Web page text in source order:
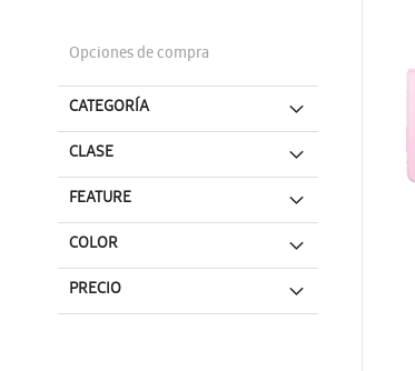
Opciones de compra
CATEGORÍA
CLASE
FEATURE
COLOR
PRECIO